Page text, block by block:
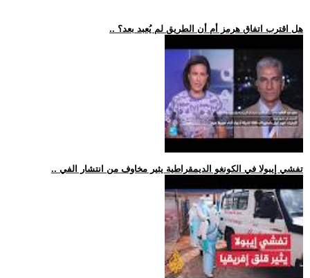
.. هل اقترب اتفاق هرمز أم أن الطريق لم يُعبد بعد؟
.. تفشي إيبولا في الكونغو الديمقراطية يثير مخاوف من انتشار الفي